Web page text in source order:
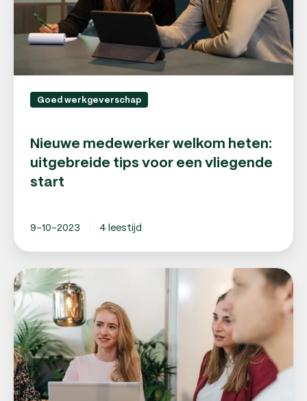
vliegende
start
Goed werkgeverschap
Nieuwe medewerker welkom heten:
uitgebreide tips voor een vliegende
start
9-10-2023 4 leestijd
Eerste
medewerker
aannemen:
5
tips
die
jou
helpen